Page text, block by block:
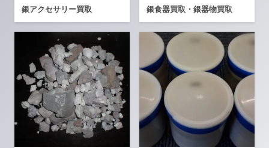
銀アクセサリー買取 銀食器買取・銀器物買取